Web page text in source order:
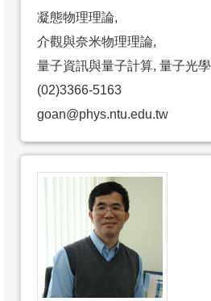
凝態物理理論,
介觀與奈米物理理論,
量子資訊與量子計算, 量子光學
(02)3366-5163
goan@phys.ntu.edu.tw